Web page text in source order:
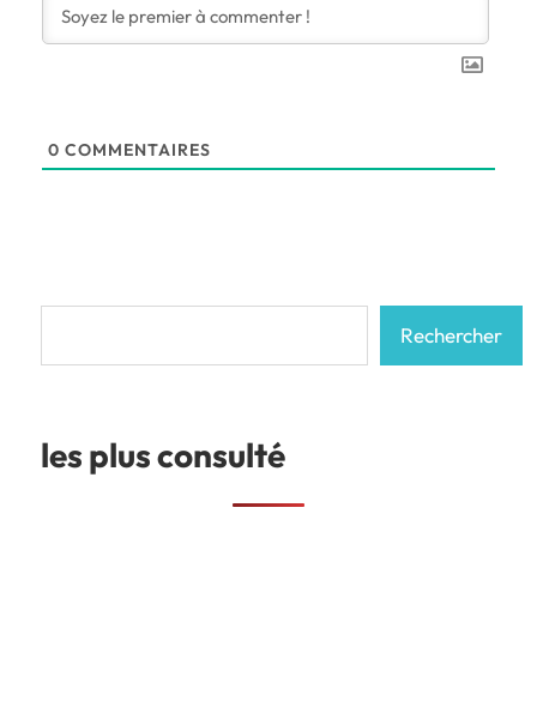
0 COMMENTAIRES
Rechercher
les plus consulté